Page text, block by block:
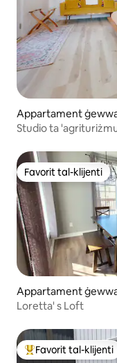
Appartament
Studio ta
Favorit tal-klijenti
Favorit tal-klijenti
Appartament
Loretta' s Loft
Wieħed mill-aqwa
Favorit tal-klijenti